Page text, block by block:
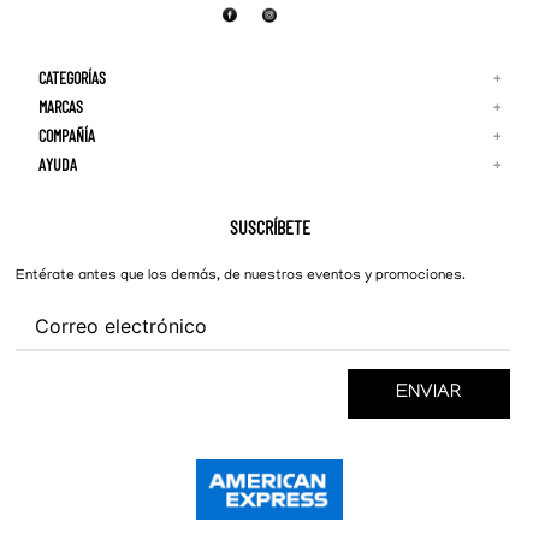
CATEGORÍAS +
MARCAS +
Adidas
Reebok
COMPAÑÍA +
Quiénes Somos
AYUDA +
SUSCRÍBETE
Entérate antes que los demás, de nuestros eventos y promociones.
ENVIAR